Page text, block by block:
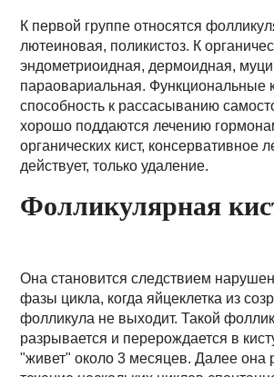
К первой группе относятся
лютеиновая, поликистоз. К
эндометриоидная, дермоидная,
параовариальная. Функциональные
способность к рассасыванию
хорошо поддаются лечению
органических кист, консервативное
действует, только удаление.
Фолликулярная
Она становится следствием
фазы цикла, когда яйцеклетка из
фолликула не выходит. Такой
разрывается и перерождается в
"живет" около 3 месяцев. Далее она